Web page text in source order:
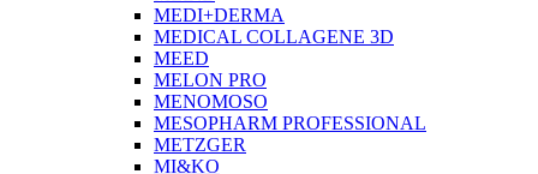
MEDI+DERMA
MEDICAL COLLAGENE 3D
MEED
MELON PRO
MENOMOSO
MESOPHARM PROFESSIONAL
METZGER
MI&KO